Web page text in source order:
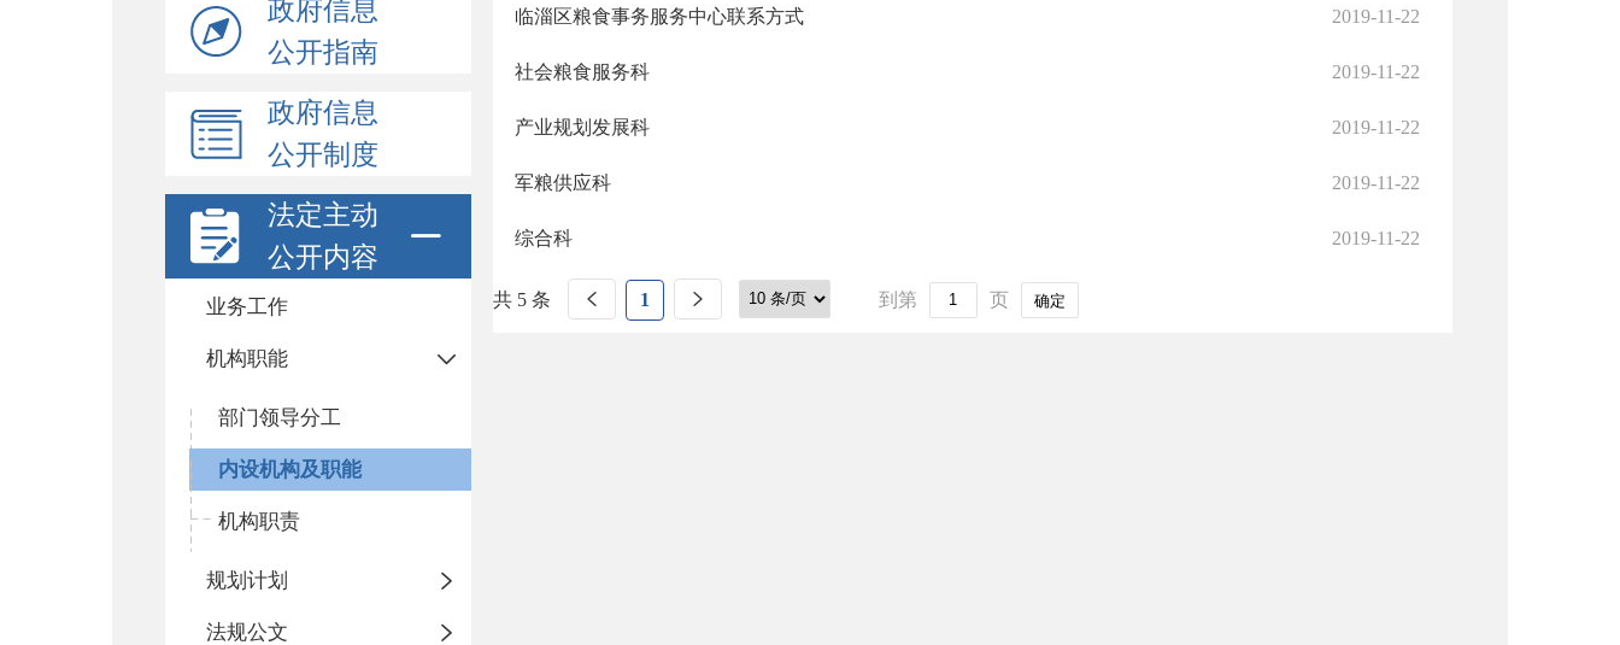
政府信息
公开指南
政府信息
公开制度
法定主动
公开内容
业务工作
机构职能
部门领导分工
内设机构及职能
机构职责
规划计划
法规公文
临淄区粮食事务服务中心联系方式 2019-11-22
社会粮食服务科 2019-11-22
产业规划发展科 2019-11-22
军粮供应科 2019-11-22
综合科 2019-11-22
共 5 条 1 到第 页 确定